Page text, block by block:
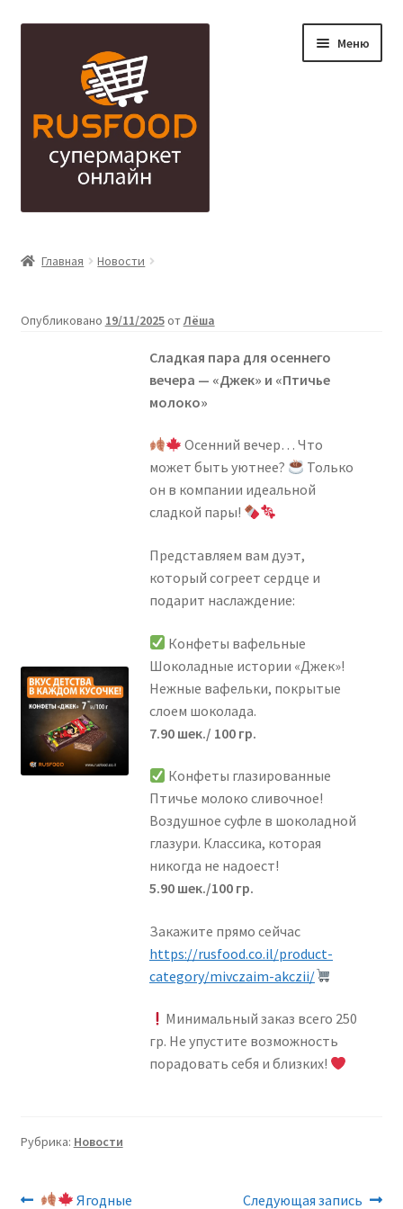
навигации
содержимому
Меню
Варенье/Компоты/Мед — ריבות/לפתנים/דבש
Вода Напитки — משקאות קלים
Деликатесы к пиву — מעדנים לבירה
Диетические продукты — מוצרי בריאות
Колбасы — נקניקים
Консервы и Соления — שימורים וחמוצים
Крупы / Мучные изделия / Каши — גריסים/דייסות/מוצרי
Мивцаим, Акции — מבצעים
Молочные продукты — מצרי חלב
Свежая рыба — דג טרי
Свежее мясо — בשר טרי
Главная Новости
Опубликовано 19/11/2025отЛёша
Сладкая пара для осеннего
вечера — «Джек» и «Птичье
молоко»
Осенний вечер… Что
может быть уютнее?
Только
он в компании идеальной
сладкой пары!
Представляем вам дуэт,
который согреет сердце и
подарит наслаждение:
Конфеты вафельные
Шоколадные истории «Джек»!
Нежные вафельки, покрытые
слоем шоколада.
7.90 шек./ 100 гр.
Конфеты глазированные
Птичье молоко сливочное!
Воздушное суфле в шоколадной
глазури. Классика, которая
никогда не надоест!
5.90 шек./100 гр.
Закажите прямо сейчас
https://rusfood.co.il/product-
category/mivczaim-akczii/
Минимальный заказ всего 250
гр. Не упустите возможность
порадовать себя и близких!
Рубрика: Новости
Предыдущая
Ягодные Следующая
Следующая запись